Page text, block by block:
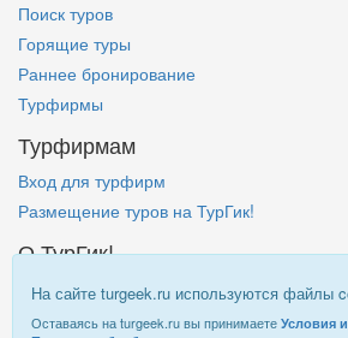
На сайте turgeek.ru используются файлы
Оставаясь на turgeek.ru вы принимаете Условия
Поиск туров
Горящие туры
Раннее бронирование
Турфирмы
Турфирмам
Вход для турфирм
Размещение туров на ТурГик!
О ТурГик!
Кто такой ТурГик?
Правовая информация